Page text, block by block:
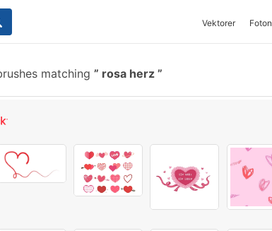
Vektorer Foton
matching rosa herz